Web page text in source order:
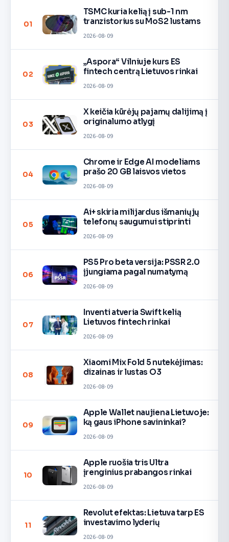
01
TSMC kuria kelią į sub-1 nm
tranzistorius su MoS2 lustams
2026-08-09
02
„Aspora“ Vilniuje kurs ES
fintech centrą Lietuvos rinkai
2026-08-09
03
X keičia kūrėjų pajamų dalijimą į
originalumo atlygį
2026-08-09
04
Chrome ir Edge AI modeliams
prašo 20 GB laisvos vietos
2026-08-09
05
Ai+ skiria milijardus išmaniųjų
telefonų saugumui stiprinti
2026-08-09
06
PS5 Pro beta versija: PSSR 2.0
įjungiama pagal numatymą
2026-08-09
07
Inventi atveria Swift kelią
Lietuvos fintech rinkai
2026-08-09
08
Xiaomi Mix Fold 5 nutekėjimas:
dizainas ir lustas O3
2026-08-09
09
Apple Wallet naujiena Lietuvoje:
ką gaus iPhone savininkai?
2026-08-09
10
Apple ruošia tris Ultra
įrenginius prabangos rinkai
2026-08-09
11
Revolut efektas: Lietuva tarp ES
investavimo lyderių
2026-08-09